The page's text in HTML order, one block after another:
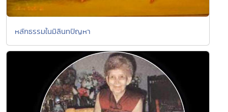
หลักธรรมในมิลินทปัญหา